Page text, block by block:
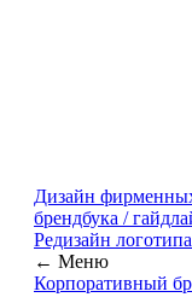
Дизайн
брендбука /
Редизайн
← Меню
Корпоративный